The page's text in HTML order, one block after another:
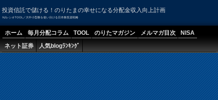
投資信託で儲ける！のりたまの幸せになる分配金収入向上計画
NJレシオTOOL／大中小型株を使い分ける日本株投資戦略
ホーム 毎月分配コラム TOOL のりたマガジン メルマガ目次
NISA
ネット証券
人気blogﾗﾝｷﾝｸﾞ